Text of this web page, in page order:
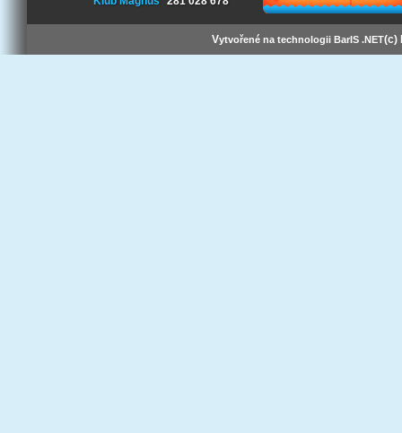
Vytvořené na technologii BarIS .NET(c)